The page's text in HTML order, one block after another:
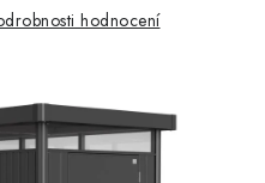
hodnocení